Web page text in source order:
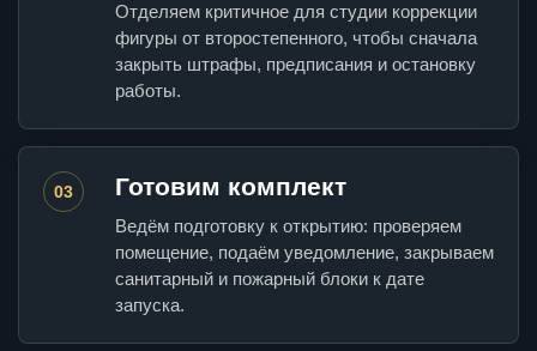
Отделяем критичное для студии коррекции
фигуры от второстепенного, чтобы сначала
закрыть штрафы, предписания и остановку
работы.
03 Готовим комплект
Ведём подготовку к открытию: проверяем
помещение, подаём уведомление, закрываем
санитарный и пожарный блоки к дате
запуска.